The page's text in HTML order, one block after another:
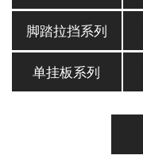
脚踏拉挡系列
单挂板系列